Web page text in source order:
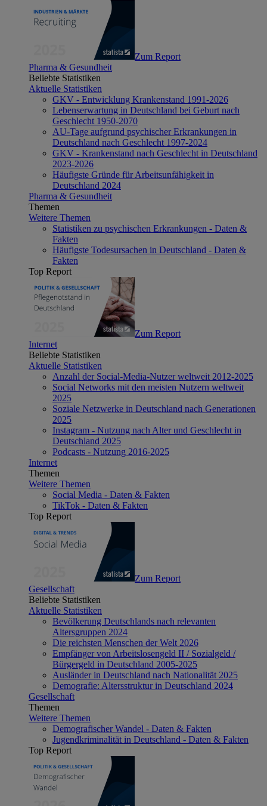
Zum Report
Pharma & Gesundheit
Beliebte Statistiken
Aktuelle Statistiken
GKV - Entwicklung Krankenstand 1991-2026
Lebenserwartung in Deutschland bei Geburt nach
Geschlecht 1950-2070
AU-Tage aufgrund psychischer Erkrankungen in
Deutschland nach Geschlecht 1997-2024
GKV - Krankenstand nach Geschlecht in Deutschland
2023-2026
Häufigste Gründe für Arbeitsunfähigkeit in
Deutschland 2024
Pharma & Gesundheit
Themen
Weitere Themen
Statistiken zu psychischen Erkrankungen - Daten &
Fakten
Häufigste Todesursachen in Deutschland - Daten &
Fakten
Top Report
Zum Report
Internet
Beliebte Statistiken
Aktuelle Statistiken
Anzahl der Social-Media-Nutzer weltweit 2012-2025
Social Networks mit den meisten Nutzern weltweit
2025
Soziale Netzwerke in Deutschland nach Generationen
2025
Instagram - Nutzung nach Alter und Geschlecht in
Deutschland 2025
Podcasts - Nutzung 2016-2025
Internet
Themen
Weitere Themen
Social Media - Daten & Fakten
TikTok - Daten & Fakten
Top Report
Zum Report
Gesellschaft
Beliebte Statistiken
Aktuelle Statistiken
Bevölkerung Deutschlands nach relevanten
Altersgruppen 2024
Die reichsten Menschen der Welt 2026
Empfänger von Arbeitslosengeld II / Sozialgeld /
Bürgergeld in Deutschland 2005-2025
Ausländer in Deutschland nach Nationalität 2025
Demografie: Altersstruktur in Deutschland 2024
Gesellschaft
Themen
Weitere Themen
Demografischer Wandel - Daten & Fakten
Jugendkriminalität in Deutschland - Daten & Fakten
Top Report